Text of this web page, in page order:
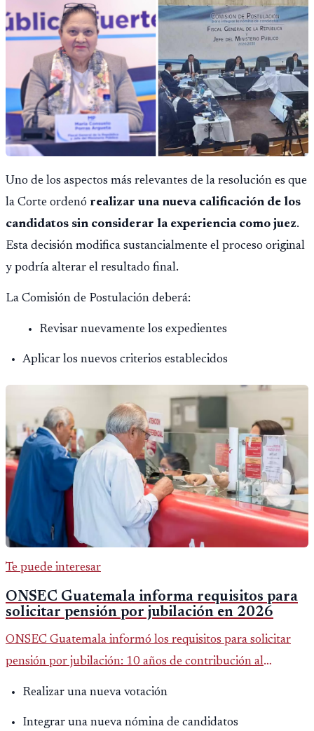
fallido con la administración anterior del Ministerio
Público.
Uno de los aspectos más relevantes de la resolución es que
la Corte ordenó realizar una nueva calificación de los
candidatos sin considerar la experiencia como juez.
Esta decisión modifica sustancialmente el proceso original
y podría alterar el resultado final.
La Comisión de Postulación deberá:
Revisar nuevamente los expedientes
Aplicar los nuevos criterios establecidos
Te puede interesar
ONSEC Guatemala informa requisitos para
solicitar pensión por jubilación en 2026
ONSEC Guatemala informó los requisitos para solicitar
pensión por jubilación: 10 años de contribución al
Montepío y 50 años de edad, o 20 años de servicio sin
Realizar una nueva votación
Integrar una nueva nómina de candidatos